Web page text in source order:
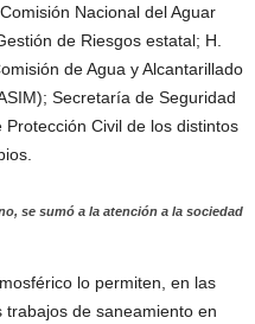
Nacional del Aguar
de Riesgos estatal; H.
de Agua y Alcantarillado
Secretaría de Seguridad
Civil de los distintos
se sumó a la atención a la sociedad
lo permiten, en las
de saneamiento en